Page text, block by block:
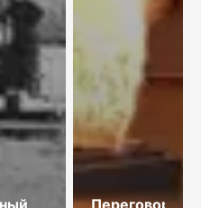
Переговоры